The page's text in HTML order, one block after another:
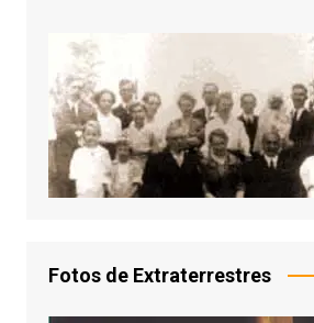
Fotos de Extraterrestres